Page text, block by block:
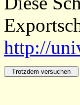
http://